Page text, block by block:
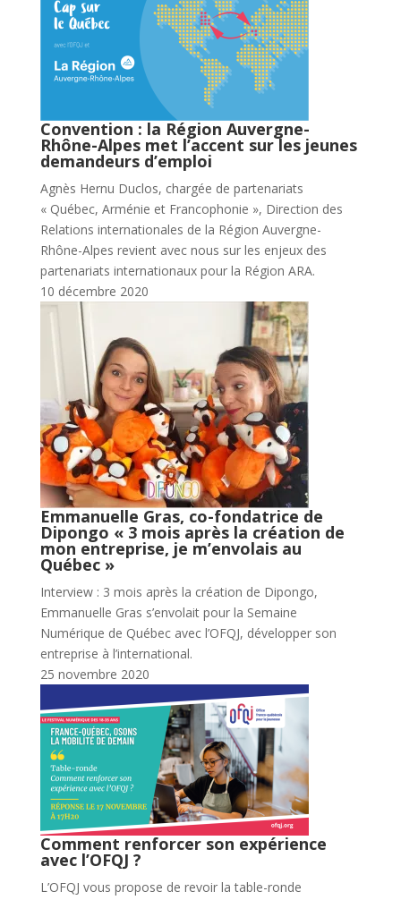
Convention : la Région Auvergne-
Rhône-Alpes met l’accent sur les jeunes
demandeurs d’emploi
Agnès Hernu Duclos, chargée de partenariats
« Québec, Arménie et Francophonie », Direction des
Relations internationales de la Région Auvergne-
Rhône-Alpes revient avec nous sur les enjeux des
partenariats internationaux pour la Région ARA.
10 décembre 2020
Emmanuelle Gras, co-fondatrice de
Dipongo « 3 mois après la création de
mon entreprise, je m’envolais au
Québec »
Interview : 3 mois après la création de Dipongo,
Emmanuelle Gras s’envolait pour la Semaine
Numérique de Québec avec l’OFQJ, développer son
entreprise à l’international.
25 novembre 2020
Comment renforcer son expérience
avec l’OFQJ ?
L’OFQJ vous propose de revoir la table-ronde